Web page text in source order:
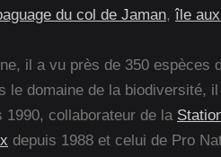
du col de Jaman,île
il a vu près de 350 espèces
le domaine de la biodiversité,
1990, collaborateur de la
depuis 1988 et celui de Pro